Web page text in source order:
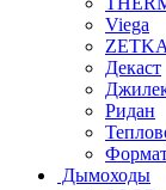
Viega
Декаст
Ридан
Дымоходы